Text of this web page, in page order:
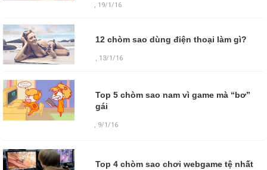
, 19/1/16
12 chòm sao dùng điện thoại làm gì?
, 13/1/16
Top 5 chòm sao nam vì game mà “bơ”
gái
, 9/1/16
Top 4 chòm sao chơi webgame tệ nhất